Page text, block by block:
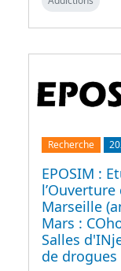
Recherche
EPOSIM :
Marseille
Mars :
Salles
de